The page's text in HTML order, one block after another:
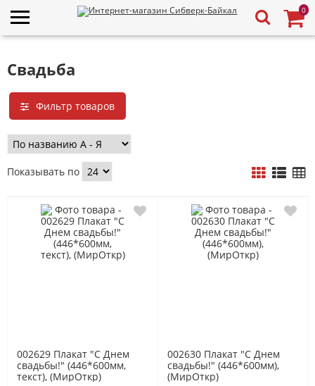
0
Свадьба
Фильтр товаров
Показывать по
002629 Плакат "С Днем
свадьбы!" (446*600мм,
текст), (МирОткр)
002630 Плакат "С Днем
свадьбы!" (446*600мм),
(МирОткр)